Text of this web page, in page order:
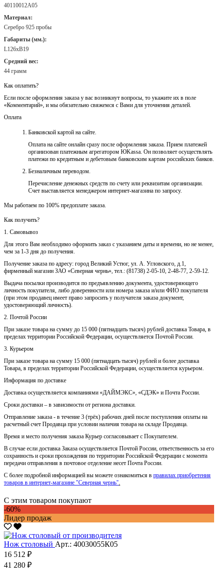
40110012А05
Материал:
Серебро 925 пробы
Габариты (мм.):
L126хB19
Средний вес:
44 грамм
Как оплатить?
Если после оформления заказа у вас возникнут вопросы, то укажите их в поле
«Комментарий», и мы обязательно свяжемся с Вами для уточнения деталей.
Оплата
Банковской картой на сайте.
Оплата на сайте онлайн сразу после оформления заказа. Прием платежей
организован платежным агрегатором ЮKassa. Он позволяет осуществлять
платежи по кредитным и дебетовым банковским картам российских банков.
Безналичным переводом.
Перечисление денежных средств по счету или реквизитам организации.
Счет выставляется менеджером интернет-магазина по запросу.
Мы работаем по 100% предоплате заказа.
Как получить?
1. Самовывоз
Для этого Вам необходимо оформить заказ с указанием даты и времени, но не менее,
чем за 1-3 дня до получения.
Получение заказа по адресу: город Великий Устюг, ул. А. Угловского, д.1,
фирменный магазин ЗАО «Северная чернь», тел.: (81738) 2-05-10, 2-48-77, 2-59-12.
Выдача посылки производится по предъявлению документа, удостоверяющего
личность покупателя, либо доверенности или номера заказа и/или ФИО покупателя
(при этом продавец имеет право запросить у получателя заказа документ,
удостоверяющий личность).
2. Почтой России
При заказе товара на сумму до 15 000 (пятнадцать тысяч) рублей доставка Товара, в
пределах территории Российской Федерации, осуществляется Почтой России.
3. Курьером
При заказе товара на сумму 15 000 (пятнадцать тысяч) рублей и более доставка
Товара, в пределах территории Российской Федерации, осуществляется курьером.
Информация по доставке
Доставка осуществляется компаниями «ДАЙМЭКС», «СДЭК» и Почта России.
Сроки доставки – в зависимости от региона доставки.
Отправление заказа - в течение 3 (трёх) рабочих дней после поступления оплаты на
расчетный счет Продавца при условии наличия товара на складе Продавца.
Время и место получения заказа Курьер согласовывает с Покупателем.
В случае если доставка Заказа осуществляется Почтой России, ответственность за его
сохранность и сроки прохождения по территории Российской Федерации с момента
передачи отправления в почтовое отделение несет Почта России.
С более подробной информацией вы можете ознакомиться в правилах приобретения
товаров в интернет-магазине "Северная чернь".
С этим товаром покупают
-60%
Лидер продаж
Нож столовый Арт.: 40030055К05
16 512 ₽
41 280 ₽